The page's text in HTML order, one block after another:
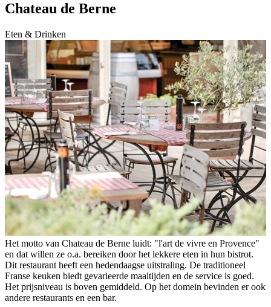
Chateau de Berne
Eten & Drinken
Het motto van Chateau de Berne luidt: "l'art de vivre en Provence"
en dat willen ze o.a. bereiken door het lekkere eten in hun bistrot.
Dit restaurant heeft een hedendaagse uitstraling. De traditioneel
Franse keuken biedt gevarieerde maaltijden en de service is goed.
Het prijsniveau is boven gemiddeld. Op het domein bevinden er ook
andere restaurants en een bar.